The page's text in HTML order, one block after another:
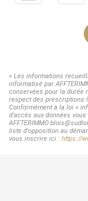
« Les informations
informatisé par
conservées pour la durée
respect des prescriptions
Conformément à la loi «
d'accès aux données
AFFTERIMMO
liste d'opposition au
vous inscrire ici : https://